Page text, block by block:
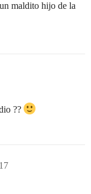
maldito hijo de la
??